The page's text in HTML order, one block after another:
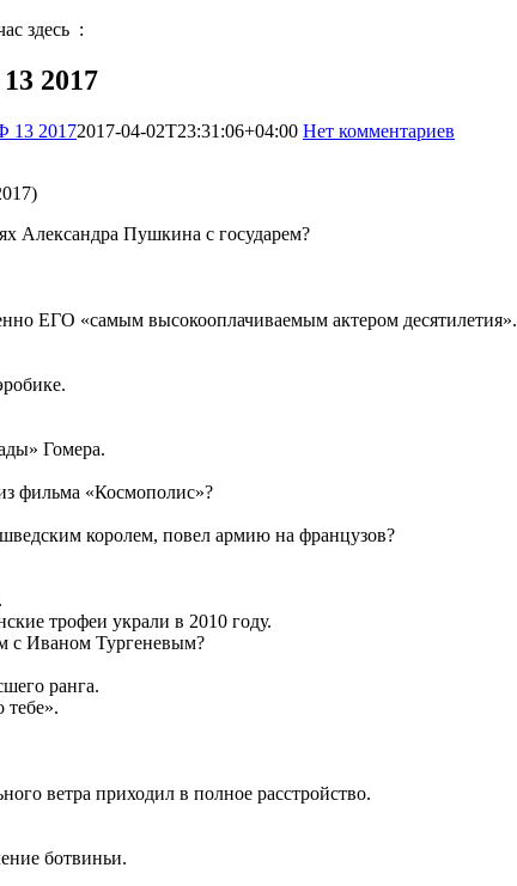
здесь :
2017
13 20172017-04-02T23:31:06+04:00 Нет комментариев
Александра Пушкина с государем?
ЕГО «самым высокооплачиваемым актером десятилетия».
Гомера.
фильма «Космополис»?
королем, повел армию на французов?
трофеи украли в 2010 году.
с Иваном Тургеневым?
ранга.
тебе».
ветра приходил в полное расстройство.
ботвиньи.